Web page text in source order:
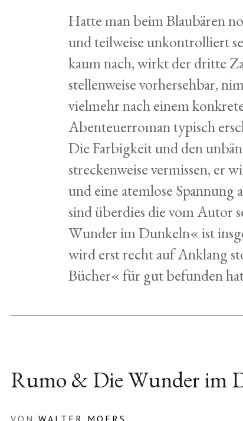
Hatte man beim Blaubären
und teilweise unkontrolliert
kaum nach, wirkt der dritte
stellenweise vorhersehbar,
vielmehr nach einem
Abenteuerroman typisch
Die Farbigkeit und den
streckenweise vermissen, er
und eine atemlose
sind überdies die vom Autor
Wunder im Dunkeln« ist
wird erst recht auf Anklang
Bücher« für gut befunden
Rumo & Die Wunder im
VON WALTER MOERS